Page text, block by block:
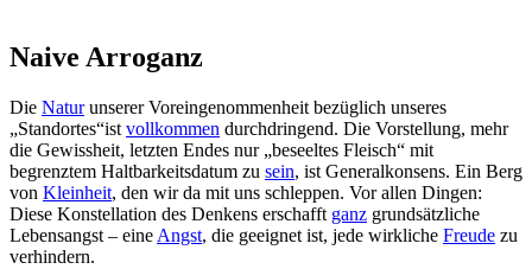
Naive Arroganz
Die Naturunserer Voreingenommenheit bezüglich unseres
„Standortes“ist vollkommen durchdringend. Die Vorstellung, mehr
die Gewissheit, letzten Endes nur „beseeltes Fleisch“ mit
begrenztem Haltbarkeitsdatum zu sein, ist Generalkonsens. Ein Berg
von Kleinheit, den wir da mit uns schleppen. Vor allen Dingen:
Diese Konstellation des Denkens erschafft ganz grundsätzliche
Lebensangst – eine Angst, die geeignet ist, jede wirkliche Freude zu
verhindern.